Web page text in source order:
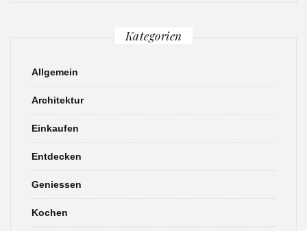
Kategorien
Allgemein
Architektur
Einkaufen
Entdecken
Geniessen
Kochen